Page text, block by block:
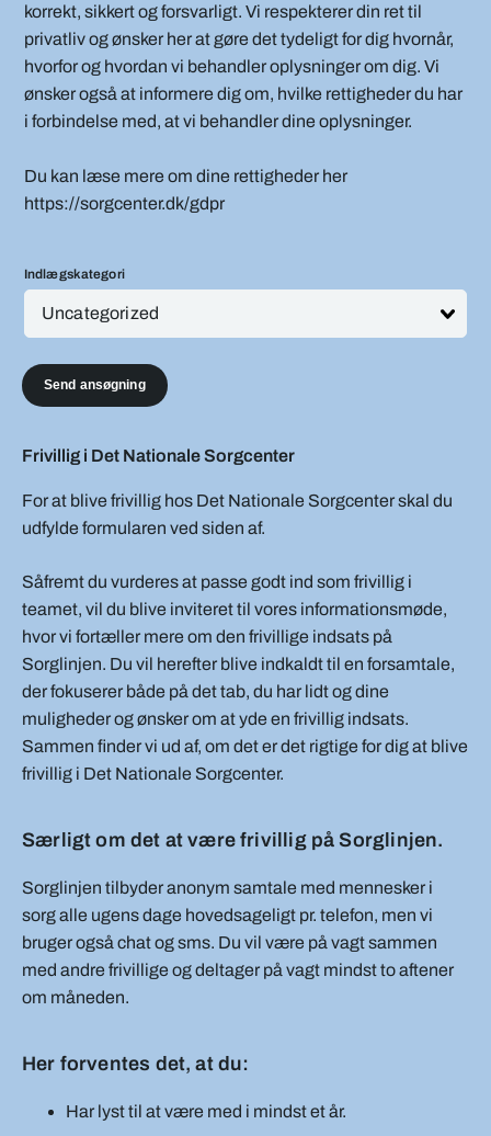
korrekt, sikkert og forsvarligt. Vi respekterer din ret til
privatliv og ønsker her at gøre det tydeligt for dig hvornår,
hvorfor og hvordan vi behandler oplysninger om dig. Vi
ønsker også at informere dig om, hvilke rettigheder du har
i forbindelse med, at vi behandler dine oplysninger.
Du kan læse mere om dine rettigheder her
https://sorgcenter.dk/gdpr
Indlægskategori
Send ansøgning
Frivillig i Det Nationale Sorgcenter
For at blive frivillig hos Det Nationale Sorgcenter skal du
udfylde formularen ved siden af.
Såfremt du vurderes at passe godt ind som frivillig i
teamet, vil du blive inviteret til vores informationsmøde,
hvor vi fortæller mere om den frivillige indsats på
Sorglinjen. Du vil herefter blive indkaldt til en forsamtale,
der fokuserer både på det tab, du har lidt og dine
muligheder og ønsker om at yde en frivillig indsats.
Sammen finder vi ud af, om det er det rigtige for dig at blive
frivillig i Det Nationale Sorgcenter.
Særligt om det at være frivillig på Sorglinjen.
Sorglinjen tilbyder anonym samtale med mennesker i
sorg alle ugens dage hovedsageligt pr. telefon, men vi
bruger også chat og sms. Du vil være på vagt sammen
med andre frivillige og deltager på vagt mindst to aftener
om måneden.
Her forventes det, at du:
Har lyst til at være med i mindst et år.